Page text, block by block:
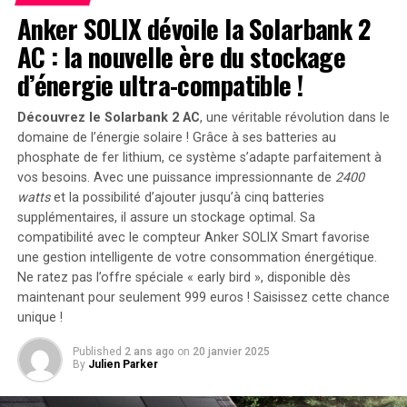
Cette frustration a atteint son paroxysme lors du temps
additionnel de la seconde période, lorsque Lisandro
Magallán a été expulsé pour avoir taclé Morris par
derrière dans la surface de réparation. Morris a pris le
penalty lui-même pour sceller le score, mais ce qui a le
plus impressionné Schmetzer, c’est la réaction de son
attaquant.
« Je suis extrêmement fier que Jordan, tout d’abord, se
soit défendu, car ce n’était pas un tacle correct. Il aurait
pu se blesser sur cette action », a déclaré Schmetzer.
« Il s’est relevé et a fait face à son adversaire. À mon
avis, c’était très bien, que ce soit calculé ou non, que
Jordan essaie de se défaire de son image de bon gars, il a
mérité ce penalty, il s’est battu pour lui-même et il l’a
transformé. Cela montre qu’il tient à l’équipe. »
Anker SOLIX dévoile la Solarbank 2
AC : la nouvelle ère du stockage
d’énergie ultra-compatible !
Découvrez le Solarbank 2 AC, une véritable révolution dans le
domaine de l’énergie solaire ! Grâce à ses batteries au
phosphate de fer lithium, ce système s’adapte parfaitement à
vos besoins. Avec une puissance impressionnante de 2400
wattset la possibilité d’ajouter jusqu’à cinq batteries
supplémentaires, il assure un stockage optimal. Sa
compatibilité avec le compteur Anker SOLIX Smart favorise
une gestion intelligente de votre consommation énergétique.
Ne ratez pas l’offre spéciale « early bird », disponible dès
maintenant pour seulement 999 euros ! Saisissez cette chance
unique !
Published 2 ans ago on 20 janvier 2025
By Julien Parker